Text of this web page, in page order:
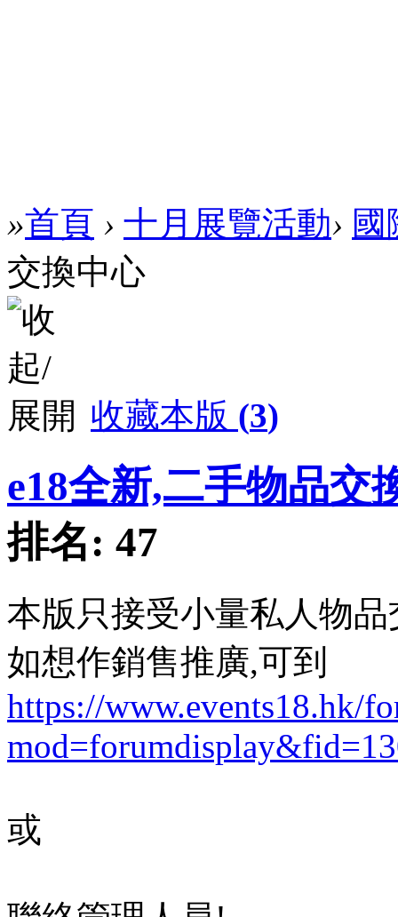
»首頁 › 十月展覽活動› 國
交換中心
收藏本版 (3)
e18全新,二手物品交
排名: 47
本版只接受小量私人物
如想作銷售推廣,可到
https://www.events18.hk/
或